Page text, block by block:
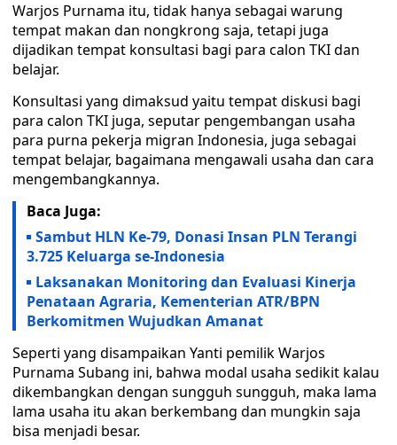
Warjos Purnama itu, tidak hanya sebagai warung
tempat makan dan nongkrong saja, tetapi juga
dijadikan tempat konsultasi bagi para calon TKI dan
belajar.
Konsultasi yang dimaksud yaitu tempat diskusi bagi
para calon TKI juga, seputar pengembangan usaha
para purna pekerja migran Indonesia, juga sebagai
tempat belajar, bagaimana mengawali usaha dan cara
mengembangkannya.
Baca Juga:
Sambut HLN Ke-79, Donasi Insan PLN Terangi
3.725 Keluarga se-Indonesia
Laksanakan Monitoring dan Evaluasi Kinerja
Penataan Agraria, Kementerian ATR/BPN
Berkomitmen Wujudkan Amanat
Seperti yang disampaikan Yanti pemilik Warjos
Purnama Subang ini, bahwa modal usaha sedikit kalau
dikembangkan dengan sungguh sungguh, maka lama
lama usaha itu akan berkembang dan mungkin saja
bisa menjadi besar.